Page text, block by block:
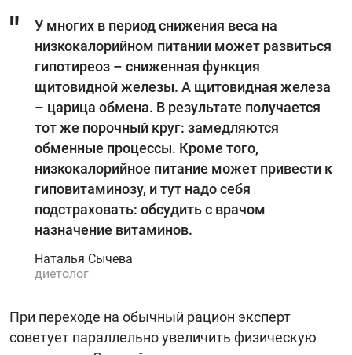
У многих в период снижения веса на
низкокалорийном питании может развиться
гипотиреоз – сниженная функция
щитовидной железы. А щитовидная железа
– царица обмена. В результате получается
тот же порочный круг: замедляются
обменные процессы. Кроме того,
низкокалорийное питание может привести к
гиповитаминозу, и тут надо себя
подстраховать: обсудить с врачом
назначение витаминов.
Наталья Сычева
диетолог
При переходе на обычный рацион эксперт
советует параллельно увеличить физическую